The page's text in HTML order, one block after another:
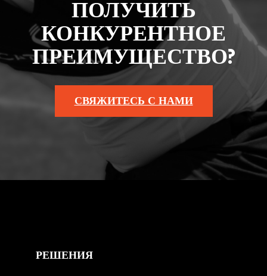
ПОЛУЧИТЬ
КОНКУРЕНТНОЕ
ПРЕИМУЩЕСТВО?
СВЯЖИТЕСЬ С НАМИ
РЕШЕНИЯ